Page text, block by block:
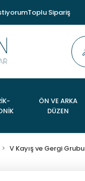
Toplu Sipariş
ÖN VE ARKA
DÜZEN
V Kayış ve Gergi Grubu